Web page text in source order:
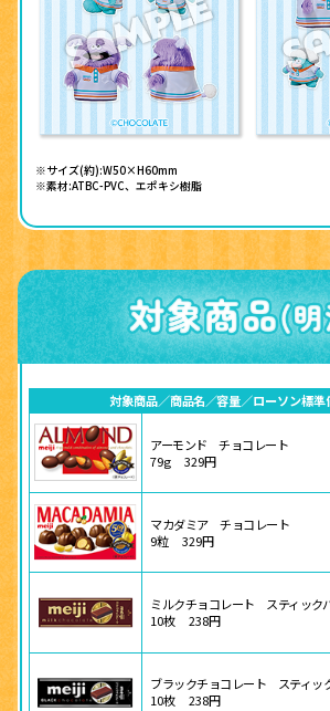
※サイズ(約):W50×H60mm
※素材:ATBC-PVC、エポキシ樹脂
対象商品 商品名 容量 ローソン標
アーモンド チョコレート
79g
329円
マカダミア チョコレート
9粒
329円
ミルクチョコレート スティック
10枚
238円
ブラックチョコレート スティッ
10枚
238円